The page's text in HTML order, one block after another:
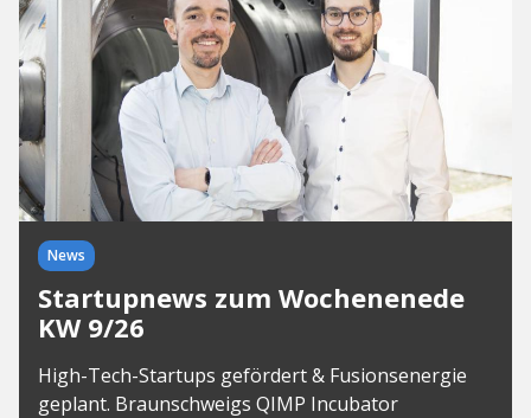
News
Startupnews zum Wochenenede
KW 9/26
High-Tech-Startups gefördert & Fusionsenergie
geplant. Braunschweigs QIMP Incubator